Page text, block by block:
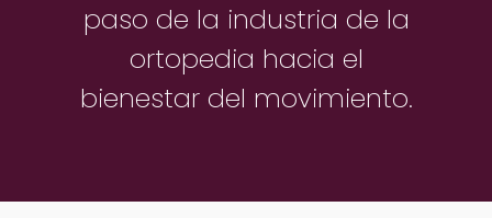
paso de la industria de la
ortopedia hacia el
bienestar del movimiento.